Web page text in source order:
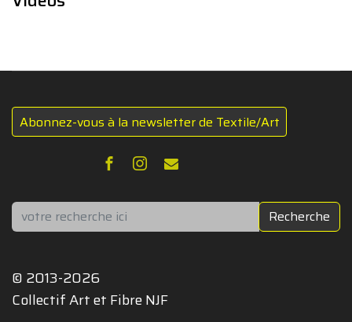
Abonnez-vous à la newsletter de Textile/Art
Rechercher Recherche
© 2013-2026
Collectif Art et Fibre NJF